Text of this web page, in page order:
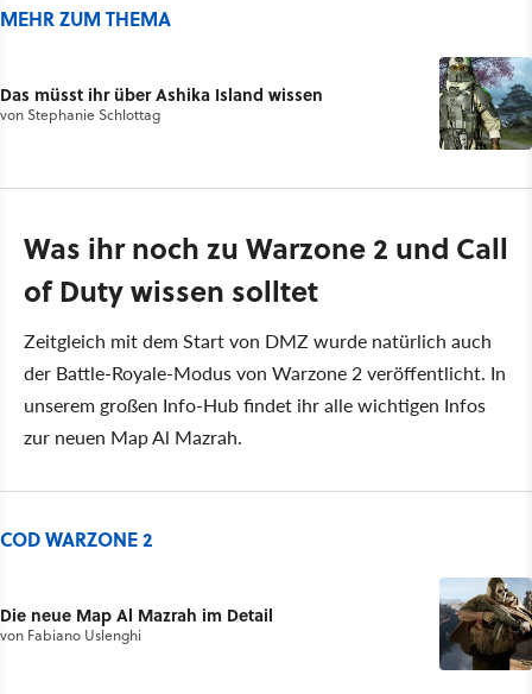
MEHR ZUM THEMA
Das müsst ihr über Ashika Island wissen
vonStephanie Schlottag
Was ihr noch zu Warzone 2 und Call
of Duty wissen solltet
Zeitgleich mit dem Start von DMZ wurde natürlich auch
der Battle-Royale-Modus von Warzone 2 veröffentlicht. In
unserem großen Info-Hub findet ihr alle wichtigen Infos
zur neuen Map Al Mazrah.
COD WARZONE 2
Die neue Map Al Mazrah im Detail
von Fabiano Uslenghi